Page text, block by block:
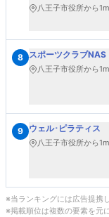
八王子市役所から1m
8 スポーツクラブNAS
八王子市役所から1m
9 ウェル･ピラティス
八王子市役所から1m
※当ランキングには広告提携
※掲載順位は複数の要素を元